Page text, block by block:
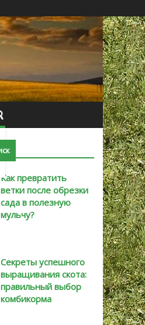
Как превратить
ветки после обрезки
сада в полезную
мульчу?
Секреты успешного
выращивания скота:
правильный выбор
комбикорма